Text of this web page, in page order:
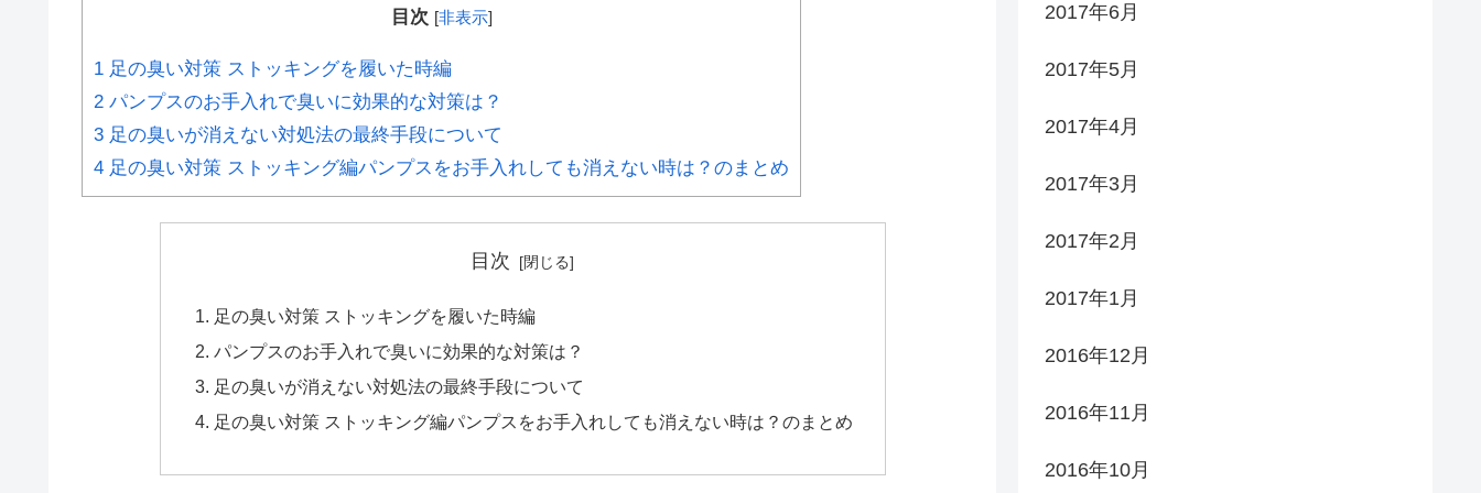
目次 [非表示]
1 足の臭い対策 ストッキングを履いた時編
2 パンプスのお手入れで臭いに効果的な対策は？
3 足の臭いが消えない対処法の最終手段について
4 足の臭い対策 ストッキング編パンプスをお手入れしても消えない時は？のまとめ
目次
足の臭い対策 ストッキングを履いた時編
パンプスのお手入れで臭いに効果的な対策は？
足の臭いが消えない対処法の最終手段について
足の臭い対策 ストッキング編パンプスをお手入れしても消えない時は？のまとめ
2017年6月
2017年5月
2017年4月
2017年3月
2017年2月
2017年1月
2016年12月
2016年11月
2016年10月